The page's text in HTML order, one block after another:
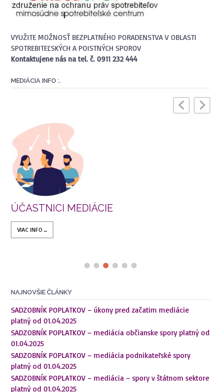
VYUŽITE MOŽNOSŤ BEZPLATNÉHO PORADENSTVA V OBLASTI
SPOTREBITEĽSKÝCH A POISTNÝCH SPOROV
Kontaktujene nás na tel. č. 0911 232 444
MEDIÁCIA INFO :.
ÚČASTNICI MEDIÁCIE
VIAC INFO ...
NAJNOVŠIE ČLÁNKY
SADZOBNÍK POPLATKOV – úkony pred začatim mediácie
platný od 01.04.2025
SADZOBNÍK POPLATKOV – mediácia občianske spory platný od
01.04.2025
SADZOBNÍK POPLATKOV – mediácia podnikateľské spory
platný od 01.04.2025
SADZOBNÍK POPLATKOV – mediácia – spory v štátnom sektore
platný od 01.04.2025